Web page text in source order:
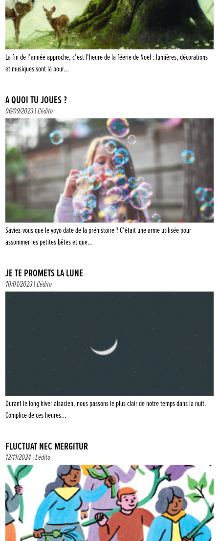
La fin de l’année approche, c’est l’heure de la féerie de Noël : lumières, décorations
et musiques sont là pour…
À QUOI TU JOUES ?
06/09/2023 |L'édito
Saviez-vous que le yoyo date de la préhistoire ? C’était une arme utilisée pour
assommer les petites bêtes et que…
JE TE PROMETS LA LUNE
10/01/2023 |L'édito
Durant le long hiver alsacien, nous passons le plus clair de notre temps dans la nuit.
Complice de ces heures…
FLUCTUAT NEC MERGITUR
12/11/2024 |L'édito